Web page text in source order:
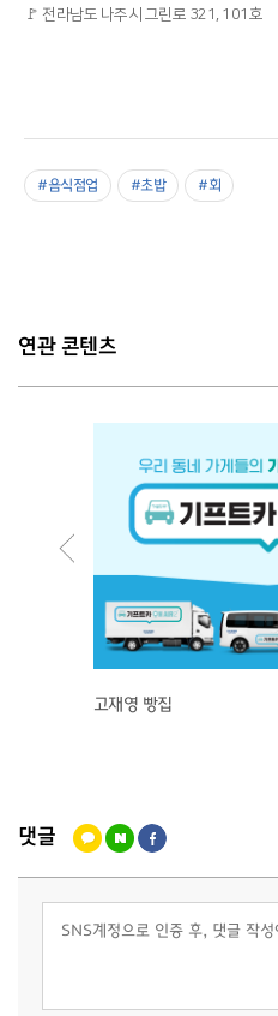
🚩 전라남도 나주시 그린로 321, 101호
#음식점업 #초밥 #회
연관 콘텐츠
고재영 빵집
댓글